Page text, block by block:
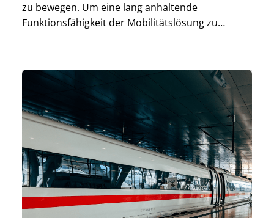
zu bewegen. Um eine lang anhaltende
Funktionsfähigkeit der Mobilitätslösung zu
unerlässlich. Erfahre jetzt mehr über die Vorteile
einer Rollstuhl-Schutzhülle und wie sie Dir […]